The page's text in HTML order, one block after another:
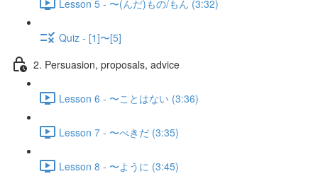
Lesson 5 - 〜(んだ)もの/もん (3:32)
Quiz - [1]〜[5]
2. Persuasion, proposals, advice
Lesson 6 - 〜ことはない (3:36)
Lesson 7 - 〜べきだ (3:35)
Lesson 8 - 〜ように (3:45)